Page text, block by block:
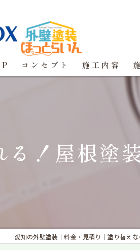
コンセプト 施工内容
る！屋根塗
愛知の外壁塗装｜料金・見積り｜塗り替え